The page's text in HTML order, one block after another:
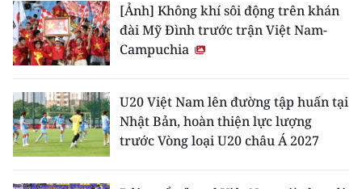
[Ảnh] Không khí sôi động trên khán
đài Mỹ Đình trước trận Việt Nam-
Campuchia
U20 Việt Nam lên đường tập huấn tại
Nhật Bản, hoàn thiện lực lượng
trước Vòng loại U20 châu Á 2027